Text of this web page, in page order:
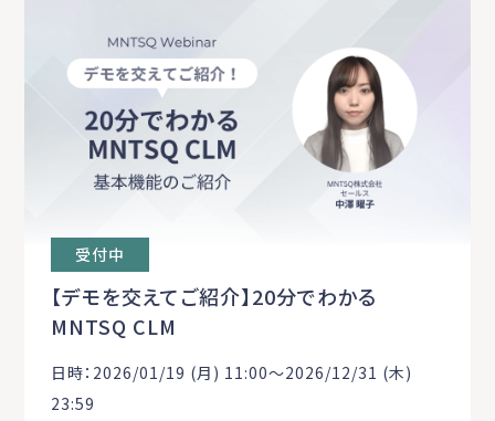
受付中
【デモを交えてご紹介】20分でわかる
MNTSQ CLM
日時：2026/01/19 (月) 11:00〜2026/12/31 (木)
23:59